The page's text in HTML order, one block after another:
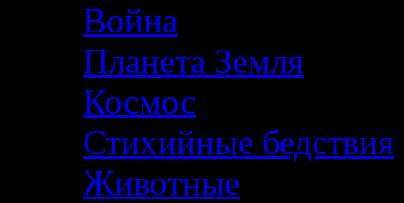
Война
Планета Земля
Космос
Стихийные бедствия
Животные